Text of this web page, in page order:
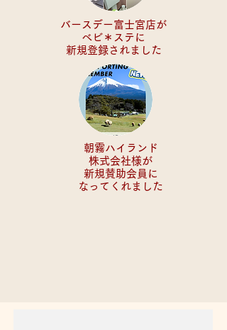
バースデー富士宮店が
べビ＊ステに
​新規登録されました
朝霧ハイランド
株式会社様が
新規賛助会員に
​なってくれました